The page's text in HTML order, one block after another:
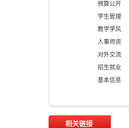
预算公开
学生管理
教学学风
人事师资
对外交流
招生就业
基本信息
相关链接